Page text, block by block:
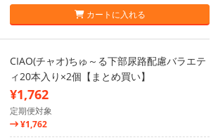
カートに入れる
CIAO(チャオ)ちゅ～る下部尿路配慮バラエテ
ィ20本入り×2個【まとめ買い】
¥1,762
定期便対象
¥1,762